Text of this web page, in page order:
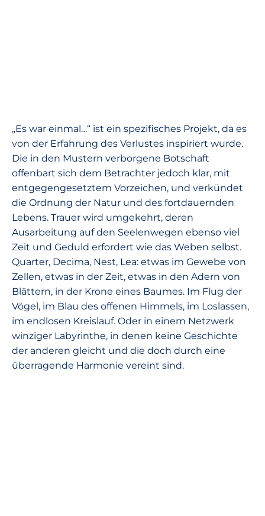
„Es war einmal…“ ist ein spezifisches Projekt, da es
von der Erfahrung des Verlustes inspiriert wurde.
Die in den Mustern verborgene Botschaft
offenbart sich dem Betrachter jedoch klar, mit
entgegengesetztem Vorzeichen, und verkündet
die Ordnung der Natur und des fortdauernden
Lebens. Trauer wird umgekehrt, deren
Ausarbeitung auf den Seelenwegen ebenso viel
Zeit und Geduld erfordert wie das Weben selbst.
Quarter, Decima, Nest, Lea: etwas im Gewebe von
Zellen, etwas in der Zeit, etwas in den Adern von
Blättern, in der Krone eines Baumes. Im Flug der
Vögel, im Blau des offenen Himmels, im Loslassen,
im endlosen Kreislauf. Oder in einem Netzwerk
winziger Labyrinthe, in denen keine Geschichte
der anderen gleicht und die doch durch eine
überragende Harmonie vereint sind.